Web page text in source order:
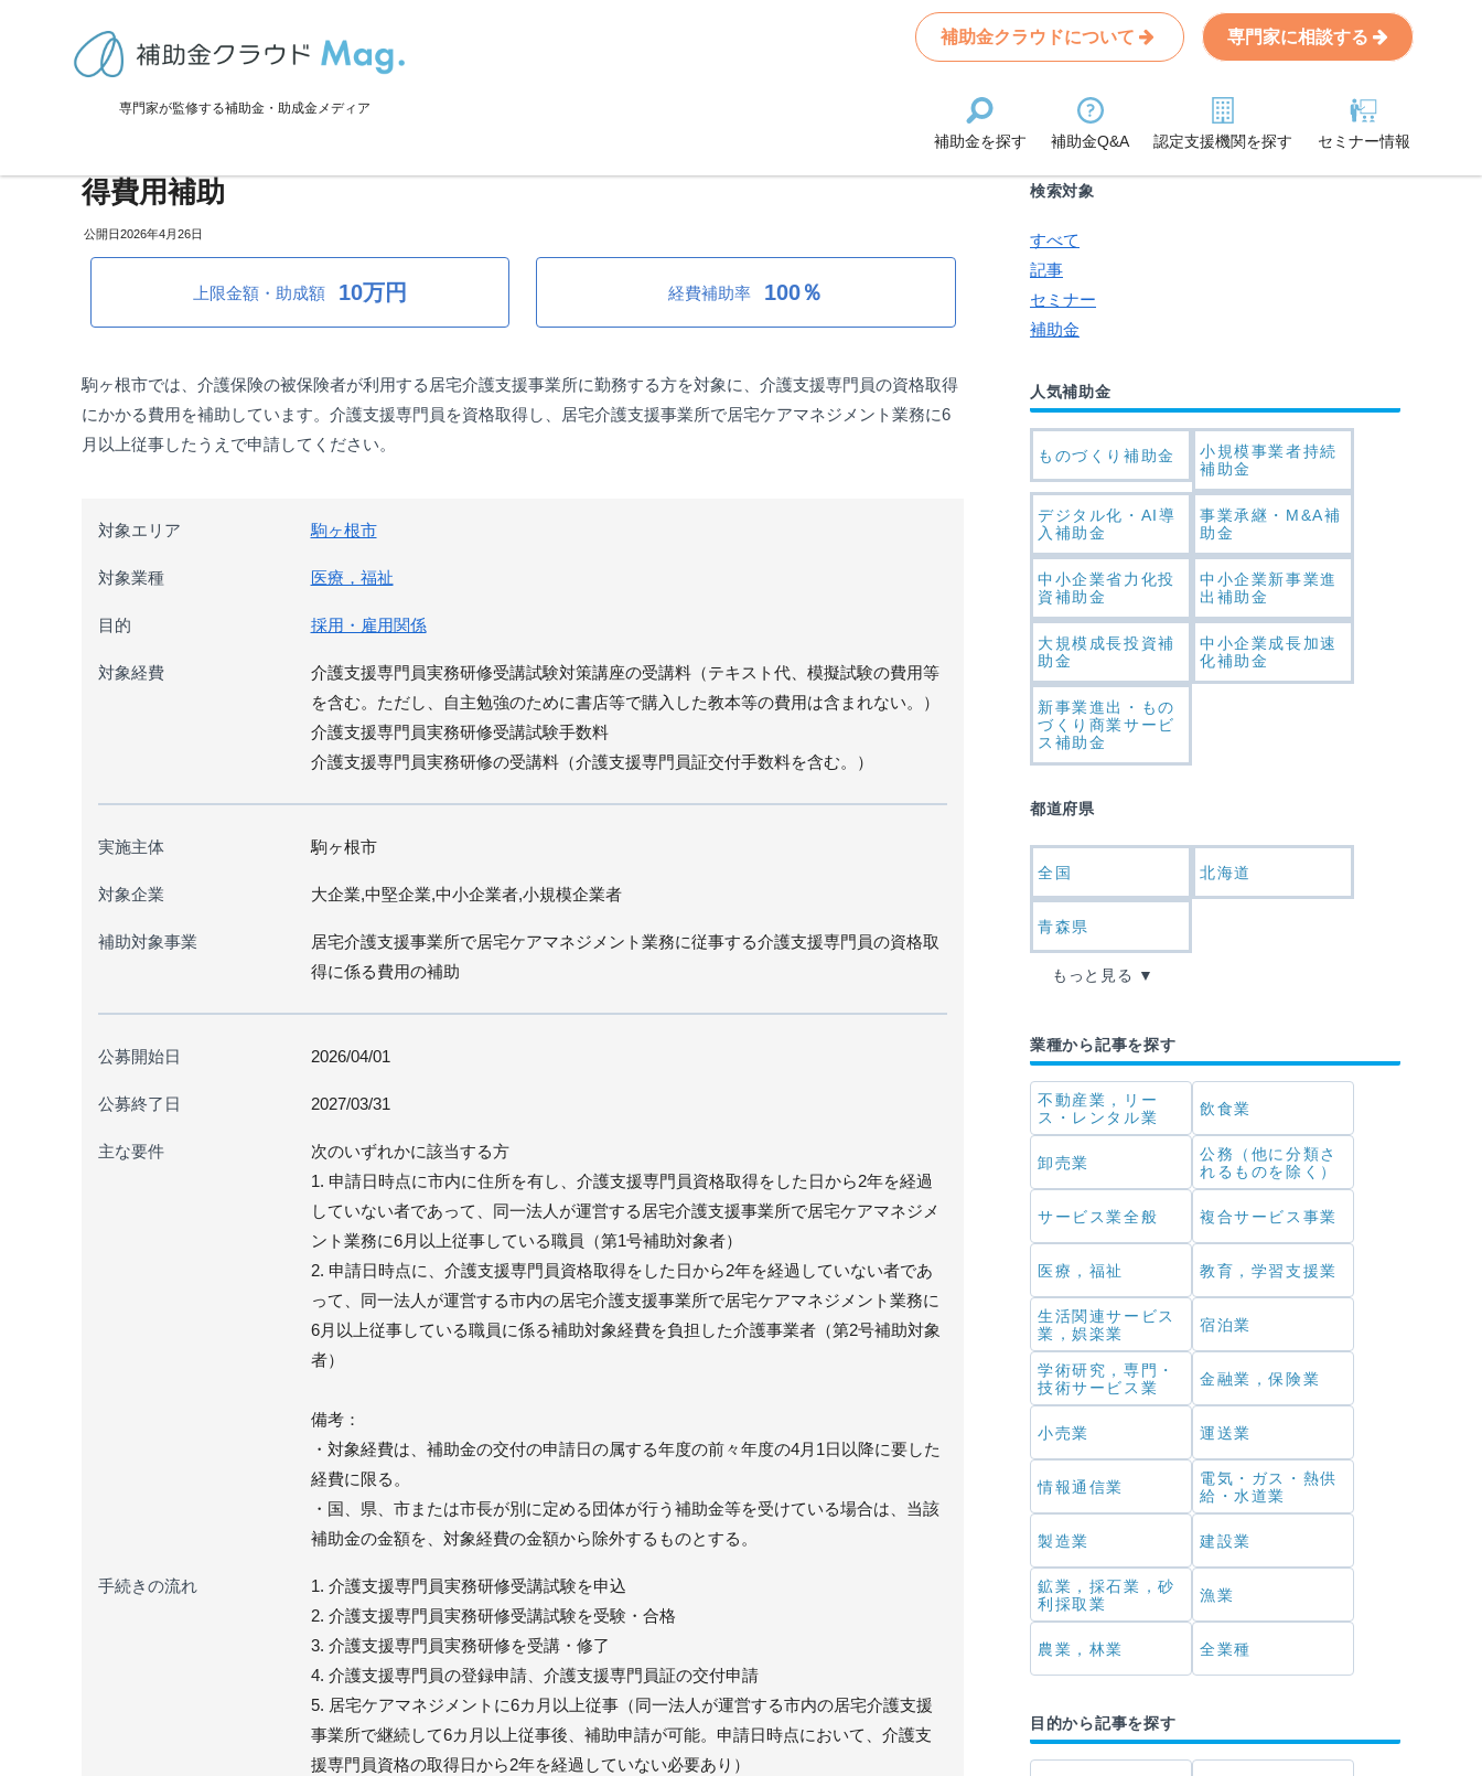
専門家が監修する補助金・助成金メディア
補助金クラウドについて 専門家に相談する
補助金を探す 補助金Q&A 認定支援機関を探す セミナー情報
>補助金・助成金詳細
長野県駒ヶ根市：居宅ケアマネジャー（介護支援専門員）の資格取
得費用補助
2026年4月26日
上限金額・助成額 10万円 経費補助率 100％
駒ヶ根市では、介護保険の被保険者が利用する居宅介護支援事業所に勤務する方を対象に、介護支援専門員の資格取得
にかかる費用を補助しています。介護支援専門員を資格取得し、居宅介護支援事業所で居宅ケアマネジメント業務に6
月以上従事したうえで申請してください。
対象エリア 駒ヶ根市
対象業種 医療，福祉
目的 採用・雇用関係
対象経費
介護支援専門員実務研修受講試験対策講座の受講料（テキスト代、模擬試験の費用等
を含む。ただし、自主勉強のために書店等で購入した教本等の費用は含まれない。）
介護支援専門員実務研修受講試験手数料
介護支援専門員実務研修の受講料（介護支援専門員証交付手数料を含む。）
実施主体 駒ヶ根市
対象企業 大企業,中堅企業,中小企業者,小規模企業者
補助対象事業
居宅介護支援事業所で居宅ケアマネジメント業務に従事する介護支援専門員の資格取
得に係る費用の補助
公募開始日 2026/04/01
公募終了日 2027/03/31
主な要件
次のいずれかに該当する方
1. 申請日時点に市内に住所を有し、介護支援専門員資格取得をした日から2年を経過
していない者であって、同一法人が運営する居宅介護支援事業所で居宅ケアマネジメ
ント業務に6月以上従事している職員（第1号補助対象者）
2. 申請日時点に、介護支援専門員資格取得をした日から2年を経過していない者であ
って、同一法人が運営する市内の居宅介護支援事業所で居宅ケアマネジメント業務に
6月以上従事している職員に係る補助対象経費を負担した介護事業者（第2号補助対象
者）
備考：
・対象経費は、補助金の交付の申請日の属する年度の前々年度の4月1日以降に要した
経費に限る。
・国、県、市または市長が別に定める団体が行う補助金等を受けている場合は、当該
補助金の金額を、対象経費の金額から除外するものとする。
手続きの流れ
1. 介護支援専門員実務研修受講試験を申込
2. 介護支援専門員実務研修受講試験を受験・合格
3. 介護支援専門員実務研修を受講・修了
4. 介護支援専門員の登録申請、介護支援専門員証の交付申請
5. 居宅ケアマネジメントに6カ月以上従事（同一法人が運営する市内の居宅介護支援
事業所で継続して6カ月以上従事後、補助申請が可能。申請日時点において、介護支
援専門員資格の取得日から2年を経過していない必要あり）
Search
条件から記事を探す
検索対象
すべて
記事
セミナー
補助金
人気補助金
ものづくり補助金
小規模事業者持続
補助金
デジタル化・AI導
入補助金
事業承継・M&A補
助金
中小企業省力化投
資補助金
中小企業新事業進
出補助金
大規模成長投資補
助金
中小企業成長加速
化補助金
新事業進出・もの
づくり商業サービ
ス補助金
都道府県
全国 北海道
青森県
もっと見る
業種から記事を探す
不動産業，リー
ス・レンタル業
飲食業
卸売業
公務（他に分類さ
れるものを除く）
サービス業全般 複合サービス事業
医療，福祉 教育，学習支援業
生活関連サービス
業，娯楽業
宿泊業
学術研究，専門・
技術サービス業
金融業，保険業
小売業 運送業
情報通信業
電気・ガス・熱供
給・水道業
製造業 建設業
鉱業，採石業，砂
利採取業
漁業
農業，林業 全業種
目的から記事を探す